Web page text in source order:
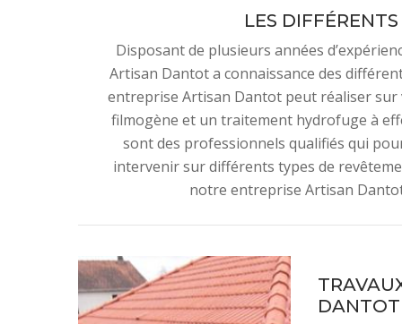
LES
Disposant de plusieurs années
Artisan Dantot a connaissance des
entreprise Artisan Dantot peut réaliser
filmogène et un traitement hydrofuge à
sont des professionnels qualifiés qui
intervenir sur différents types de
notre entreprise Artisan
DANTOT